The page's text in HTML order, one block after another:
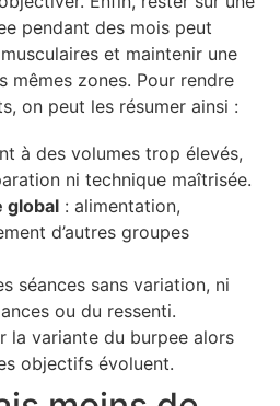
pendant des mois peut
et maintenir une
mêmes zones. Pour rendre
on peut les résumer ainsi :
à des volumes trop élevés,
ni technique maîtrisée.
global : alimentation,
d’autres groupes
séances sans variation, ni
ou du ressenti.
la variante du burpee alors
objectifs évoluent.